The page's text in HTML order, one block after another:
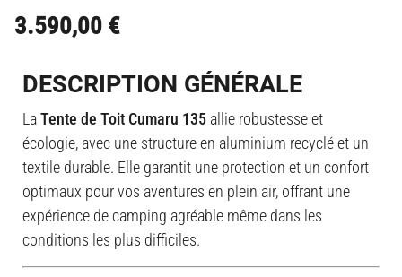
3.590,00 €
DESCRIPTION GÉNÉRALE
LaTente de Toit Cumaru 135 allie robustesse et
écologie, avec une structure en aluminium recyclé et un
textile durable. Elle garantit une protection et un confort
optimaux pour vos aventures en plein air, offrant une
expérience de camping agréable même dans les
conditions les plus difficiles.